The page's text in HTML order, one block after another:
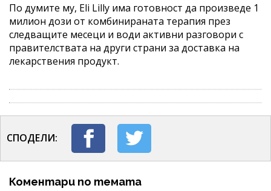
По думите му, Еli Lilly има готовност да произведе 1
милион дози от комбинираната терапия през
следващите месеци и води активни разговори с
правителствата на други страни за доставка на
лекарствения продукт.
СПОДЕЛИ:
Коментари по темата